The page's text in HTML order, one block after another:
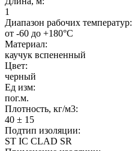
1
Диапазон рабочих температур:
от -60 до +180°C
Материал:
каучук вспененный
Цвет:
черный
Ед изм:
пог.м.
Плотность, кг/м3:
40 ± 15
Подтип изоляции:
ST IC CLAD SR